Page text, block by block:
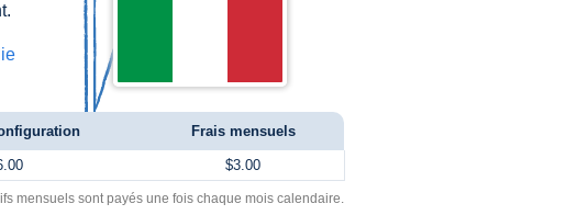
Frais mensuels
$3.00
mensuels sont payés une fois chaque mois calendaire.